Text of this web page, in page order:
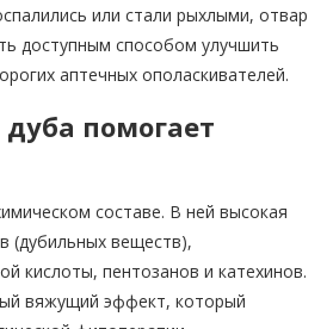
или стали рыхлыми, отвар
доступным способом улучшить
аптечных ополаскивателей.
помогает
составе. В ней высокая
(дубильных веществ),
кислоты, пентозанов и катехинов.
вяжущий эффект, который